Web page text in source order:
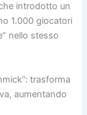
introdotto un
1.000 giocatori
nello stesso
trasforma
aumentando